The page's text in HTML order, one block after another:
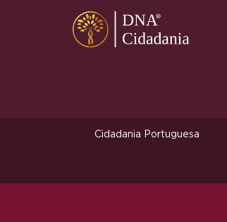
Cidadania Portuguesa